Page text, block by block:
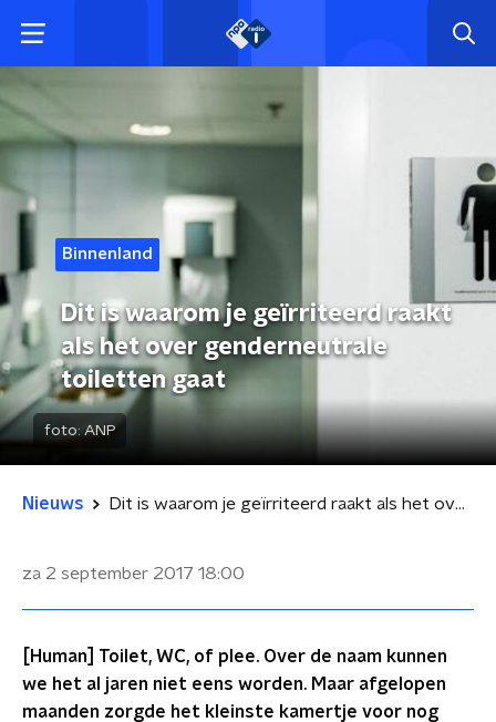
Binnenland
Dit is waarom je geïrriteerd raakt
als het over genderneutrale
toiletten gaat
foto: ANP
Nieuws Dit is waarom je geïrriteerd raakt als het over genderneutrale toiletten gaat
za 2 september 2017 18:00
[Human] Toilet, WC, of plee. Over de naam kunnen
we het al jaren niet eens worden. Maar afgelopen
maanden zorgde het kleinste kamertje voor nog